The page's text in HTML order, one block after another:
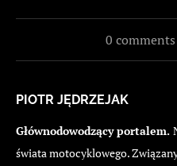
0 comments
PIOTR JĘDRZEJAK
Głównodowodzący portalem.
świata motocyklowego.